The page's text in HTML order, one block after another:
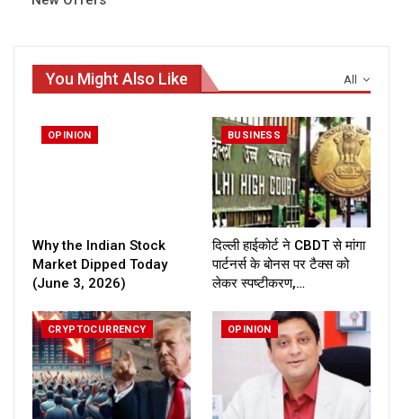
All
You Might Also Like
OPINION
Why the Indian Stock
Market Dipped Today
(June 3, 2026)
BUSINESS
दिल्ली हाईकोर्ट ने CBDT से मांगा
पार्टनर्स के बोनस पर टैक्स को
लेकर स्पष्टीकरण,…
CRYPTOCURRENCY OPINION